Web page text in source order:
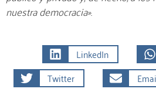
nuestra democracia».
LinkedIn
Twitter